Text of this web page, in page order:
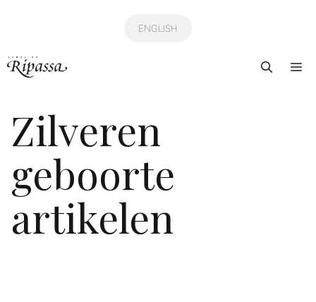
inhoud
ENGLISH
Zilveren
geboorte
artikelen